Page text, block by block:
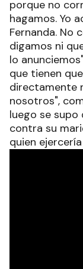
porque no
hagamos. Yo
Fernanda. No
digamos ni
lo
que tienen
directamente
nosotros",
luego se supo
contra su
quien